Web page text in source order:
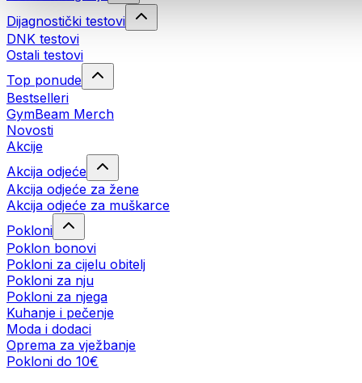
Dijagnostički testovi
DNK testovi
Ostali testovi
Top ponude
Bestselleri
GymBeam Merch
Novosti
Akcije
Akcija odjeće
Akcija odjeće za žene
Akcija odjeće za muškarce
Pokloni
Poklon bonovi
Pokloni za cijelu obitelj
Pokloni za nju
Pokloni za njega
Kuhanje i pečenje
Moda i dodaci
Oprema za vježbanje
Pokloni do 10€